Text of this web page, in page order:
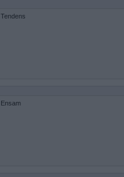
Tendens
Ensam